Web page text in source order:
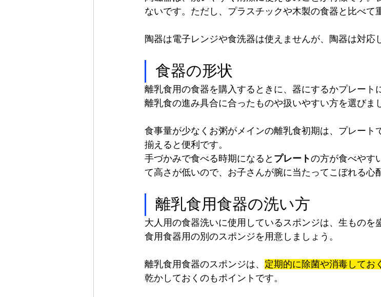
ないです。ただし、プラスチックや木製の食器と比べて
陶器は電子レンジや食洗器は使えませんが、陶器は対応
食器の形状
離乳食用の食器を購入するときに、器にするかプレート
離乳食の進み具合に合ったものや扱いやすい方を選びま
食事量が少なくお粥がメインの離乳食初期は、プレート
揃えると便利です。
手づかみで食べる時期になると プレートの方が食べやす
て高さが低いので、お子さんが腕に当たってこぼれる心
離乳食用食器の洗い方
大人用の食器洗いに使用しているスポンジは、生ものを
食用食器用の別のスポンジを用意しましょう。
離乳食用食器のスポンジは、 定期的に除菌や消毒してお
乾かしておくのもポイントです。